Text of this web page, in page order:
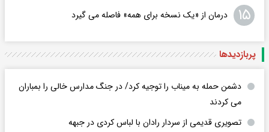
۱۵ درمان از «یک نسخه برای همه» فاصله می گیرد
پربازدید‌ها
دشمن حمله به میناب را توجیه کرد/ در جنگ مدارس خالی را بمباران
می کردند
تصویری قدیمی از سردار رادان با لباس کردی در جبهه